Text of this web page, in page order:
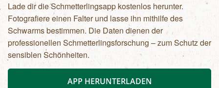
Lade dir die Schmetterlingsapp kostenlos herunter.
Fotografiere einen Falter und lasse ihn mithilfe des
Schwarms bestimmen. Die Daten dienen der
professionellen Schmetterlingsforschung – zum Schutz der
sensiblen Schönheiten.
APP HERUNTERLADEN